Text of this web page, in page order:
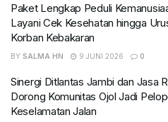
Paket Lengkap Peduli
Layani Cek Kesehatan hingga
Korban Kebakaran
BY SALMA HN 9 JUNI 2026 0
Sinergi Ditlantas Jambi dan Jasa
Dorong Komunitas Ojol Jadi
Keselamatan Jalan